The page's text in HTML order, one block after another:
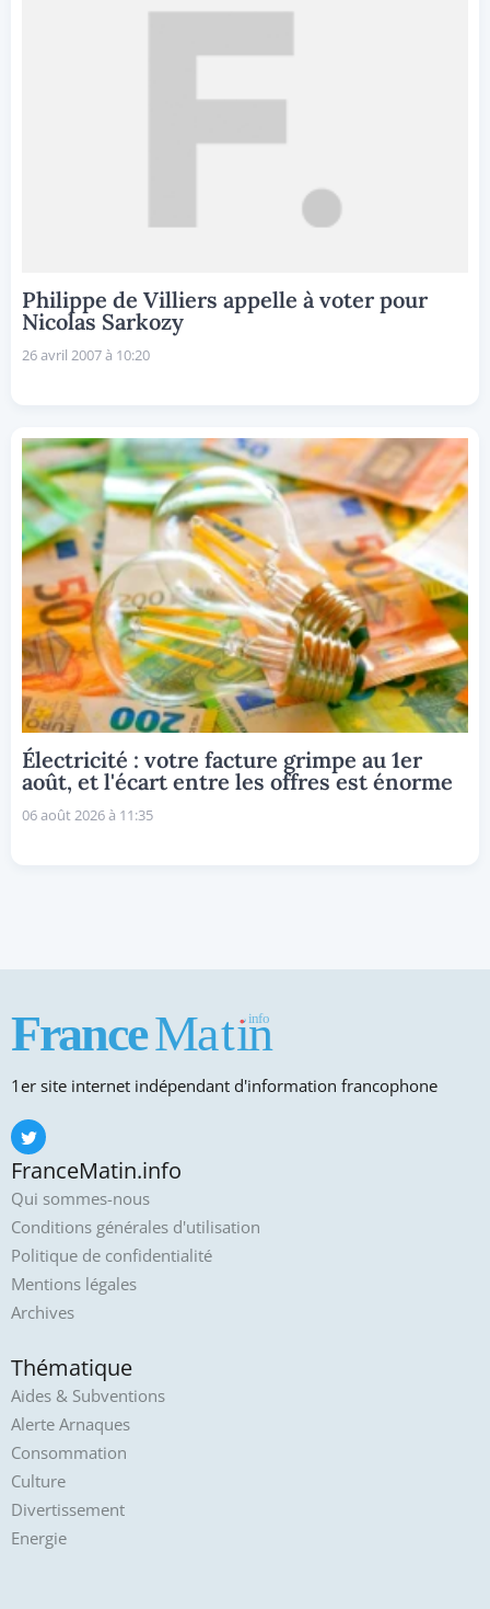
Philippe de Villiers appelle à voter pour
Nicolas Sarkozy
26 avril 2007 à 10:20
Électricité : votre facture grimpe au 1er
août, et l'écart entre les offres est énorme
06 août 2026 à 11:35
1er site internet indépendant d'information francophone
FranceMatin.info
Qui sommes-nous
Conditions générales d'utilisation
Politique de confidentialité
Mentions légales
Archives
Thématique
Aides & Subventions
Alerte Arnaques
Consommation
Culture
Divertissement
Energie